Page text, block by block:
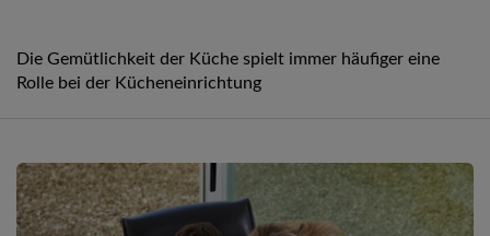
Die Gemütlichkeit der Küche spielt immer häufiger eine
Rolle bei der Kücheneinrichtung